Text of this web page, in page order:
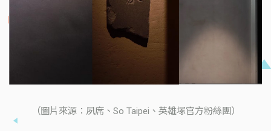
（圖片來源：夙席、So Taipei、英雄塚官方粉絲團）